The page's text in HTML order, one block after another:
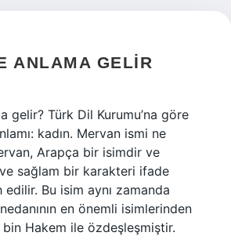
ANLAMA GELIR
gelir? Türk Dil Kurumu’na göre
kadın. Mervan ismi ne
Arapça bir isimdir ve
sağlam bir karakteri ifade
Bu isim aynı zamanda
en önemli isimlerinden
Hakem ile özdeşleşmiştir.